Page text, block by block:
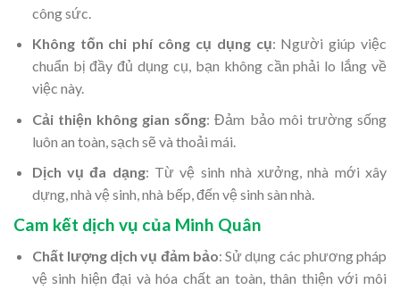
công sức.
Không tốn chi phí công cụ dụng cụ: Người giúp việc
chuẩn bị đầy đủ dụng cụ, bạn không cần phải lo lắng về
việc này.
Cải thiện không gian sống: Đảm bảo môi trường sống
luôn an toàn, sạch sẽ và thoải mái.
Dịch vụ đa dạng: Từ vệ sinh nhà xưởng, nhà mới xây
dựng, nhà vệ sinh, nhà bếp, đến vệ sinh sàn nhà.
Cam kết dịch vụ của Minh Quân
Chất lượng dịch vụ đảm bảo: Sử dụng các phương pháp
vệ sinh hiện đại và hóa chất an toàn, thân thiện với môi